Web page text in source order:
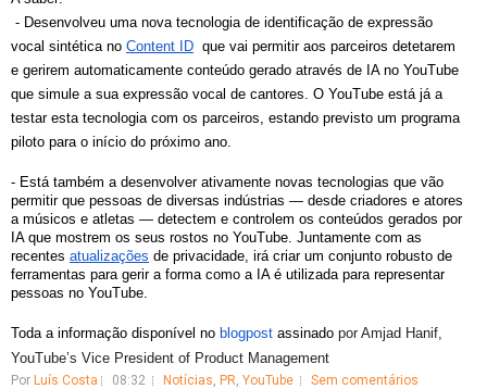
- Desenvolveu uma nova tecnologia de identificação de expressão
vocal sintética no Content ID que vai permitir aos parceiros detetarem
e gerirem automaticamente conteúdo gerado através de IA no YouTube
que simule a sua expressão vocal de cantores. O YouTube está já a
testar esta tecnologia com os parceiros, estando previsto um programa
piloto para o início do próximo ano.
- Está também a desenvolver ativamente novas tecnologias que vão
permitir que pessoas de diversas indústrias — desde criadores e atores
a músicos e atletas — detectem e controlem os conteúdos gerados por
IA que mostrem os seus rostos no YouTube. Juntamente com as
recentes atualizações de privacidade, irá criar um conjunto robusto de
ferramentas para gerir a forma como a IA é utilizada para representar
pessoas no YouTube.
Toda a informação disponível no blogpost assinado por Amjad Hanif,
YouTube’s Vice President of Product Management
Por Luís Costa 08:32 Notícias, PR, YouTube Sem comentários